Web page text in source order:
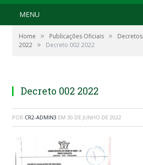
MENU
Home » Publicações Oficiais » Decretos
2022 » Decreto 002 2022
Decreto 002 2022
POR CR2-ADMIN3 EM 30 DE JUNHO DE 2022